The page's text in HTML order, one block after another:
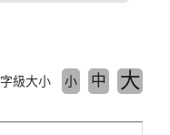
字級大小 小 中 大